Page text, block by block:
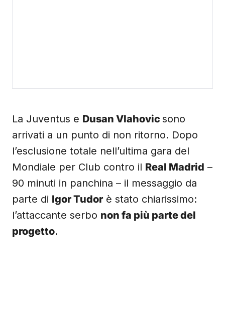
La Juventus e Dusan Vlahovicsono
arrivati a un punto di non ritorno. Dopo
l’esclusione totale nell’ultima gara del
Mondiale per Club contro il Real Madrid –
90 minuti in panchina – il messaggio da
parte di Igor Tudor è stato chiarissimo:
l’attaccante serbo non fa più parte del
progetto.